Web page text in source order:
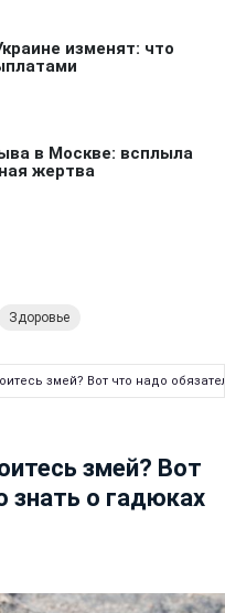
Здоровье
змей? Вот что надо
змей? Вот
знать о гадюках